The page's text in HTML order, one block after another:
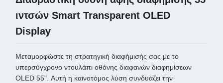
ιντσών Smart Transparent OLED
Display
Μεταμορφώστε τη στρατηγική διαφήμισής σας με το
υπερσύγχρονο ντουλάπι οθόνης διαφανών διαφημίσεων
OLED 55". Αυτή η καινοτόμος λύση συνδυάζει την